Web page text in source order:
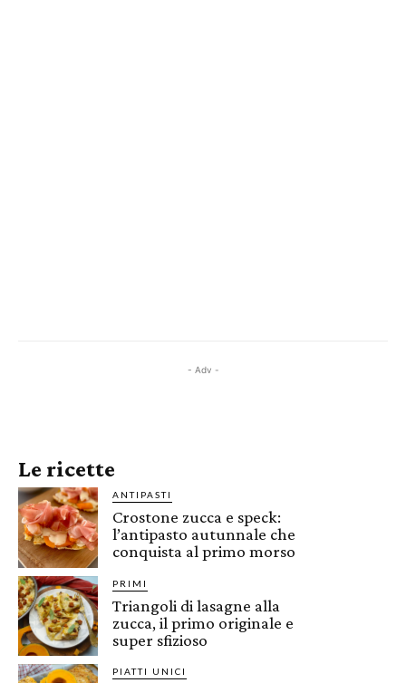
- Adv -
Le ricette
ANTIPASTI
Crostone zucca e speck:
l’antipasto autunnale che
conquista al primo morso
PRIMI
Triangoli di lasagne alla
zucca, il primo originale e
super sfizioso
PIATTI UNICI